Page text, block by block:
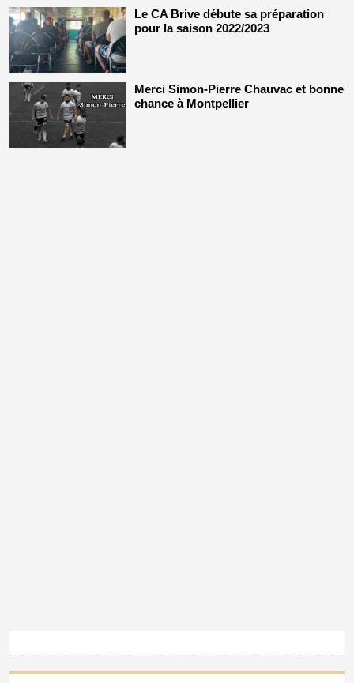
Le CA Brive débute sa préparation
pour la saison 2022/2023
Merci Simon-Pierre Chauvac et bonne
chance à Montpellier